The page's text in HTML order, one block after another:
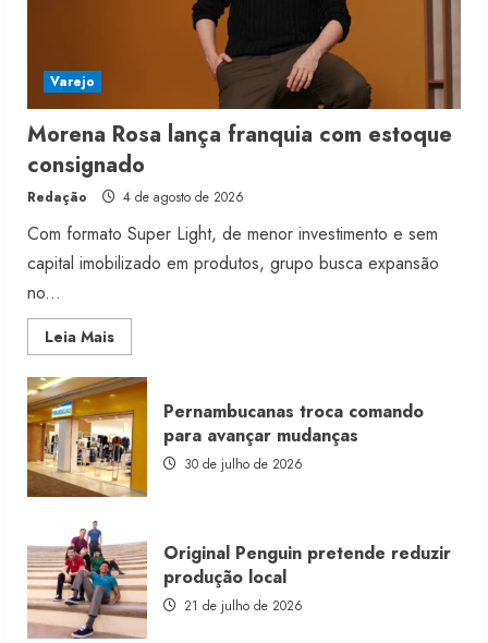
Varejo
Morena Rosa lança franquia com estoque
consignado
Redação 4 de agosto de 2026
Com formato Super Light, de menor investimento e sem
capital imobilizado em produtos, grupo busca expansão
no...
Leia MaisRead
more
Morena
Rosa
lança
franquia
com
estoque
consignado
Pernambucanas troca comando
para avançar mudanças
30 de julho de 2026
Original Penguin pretende reduzir
produção local
21 de julho de 2026